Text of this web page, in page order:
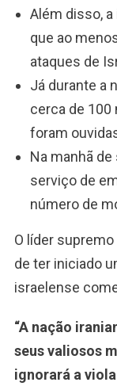
Além disso,
que ao
ataques de
Já durante a
cerca de 100
foram
Na manhã
serviço de
número de
O líder supremo
de ter iniciado
israelense
“A nação
seus valiosos
ignorará a